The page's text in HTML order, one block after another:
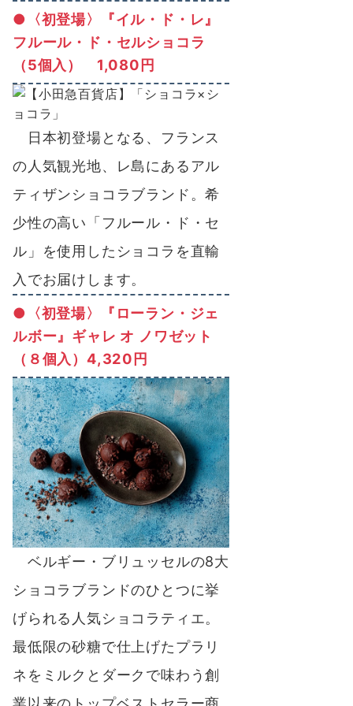
●〈初登場〉『イル・ド・レ』
フルール・ド・セルショコラ
（5個入） 1,080円
日本初登場となる、フランス
の人気観光地、レ島にあるアル
ティザンショコラブランド。希
少性の高い「フルール・ド・セ
ル」を使用したショコラを直輸
入でお届けします。
●〈初登場〉『ローラン・ジェ
ルボー』ギャレ オ ノワゼット
（８個入）4,320円
ベルギー・ブリュッセルの8大
ショコラブランドのひとつに挙
げられる人気ショコラティエ。
最低限の砂糖で仕上げたプラリ
ネをミルクとダークで味わう創